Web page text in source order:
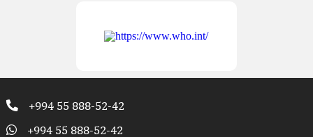
+994 55 888-52-42
+994 55 888-52-42